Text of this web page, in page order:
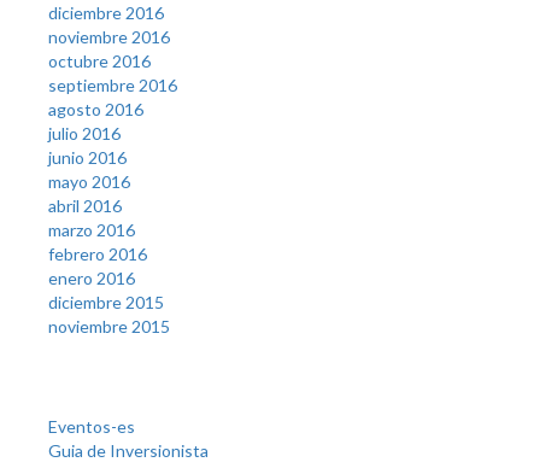
diciembre 2016
noviembre 2016
octubre 2016
septiembre 2016
agosto 2016
julio 2016
junio 2016
mayo 2016
abril 2016
marzo 2016
febrero 2016
enero 2016
diciembre 2015
noviembre 2015
Eventos-es
Guia de Inversionista